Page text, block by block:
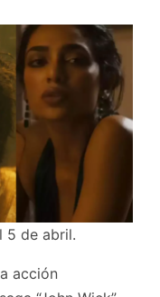
5 de abril.
acción